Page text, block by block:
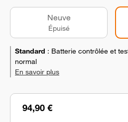
94,90 €
Neuve
Épuisé
Standard : Batterie contrôlée et
normal
En savoir plus